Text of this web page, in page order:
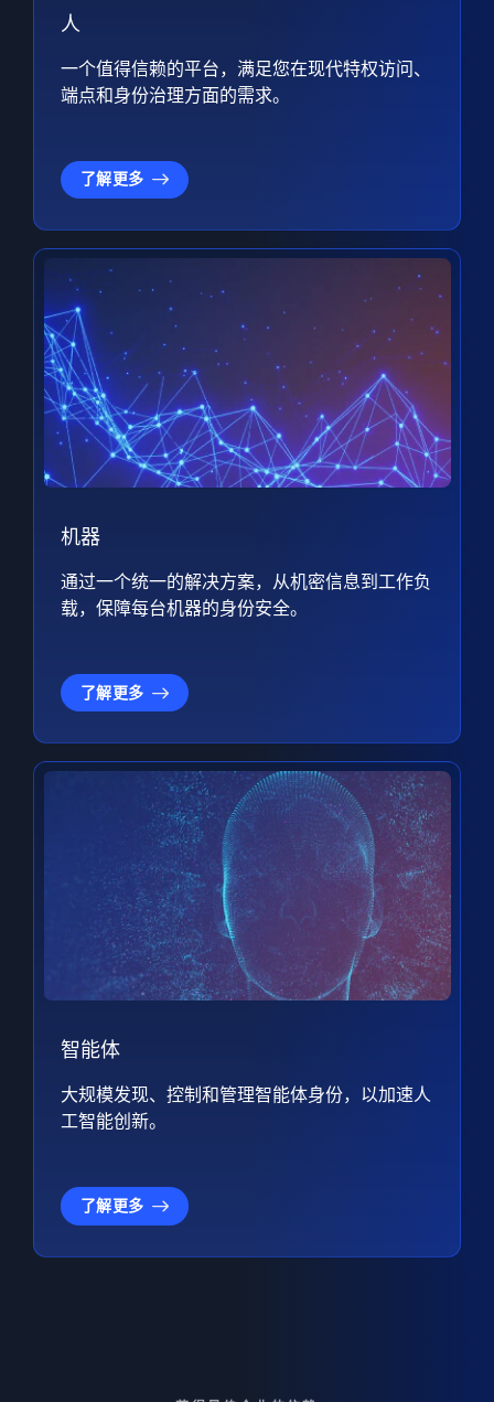
人
一个值得信赖的平台，满足您在现代特权访问、
端点和身份治理方面的需求。
了解更多
机器
通过一个统一的解决方案，从机密信息到工作负
载，保障每台机器的身份安全。
了解更多
智能体
大规模发现、控制和管理智能体身份，以加速人
工智能创新。
了解更多